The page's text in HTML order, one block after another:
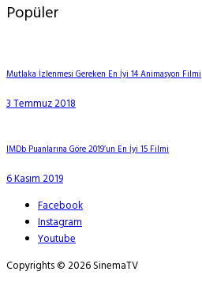
Popüler
Mutlaka İzlenmesi Gereken En İyi 14 Animasyon Filmi
3 Temmuz 2018
IMDb Puanlarına Göre 2019’un En İyi 15 Filmi
6 Kasım 2019
Facebook
Instagram
Youtube
Copyrights © 2026 SinemaTV